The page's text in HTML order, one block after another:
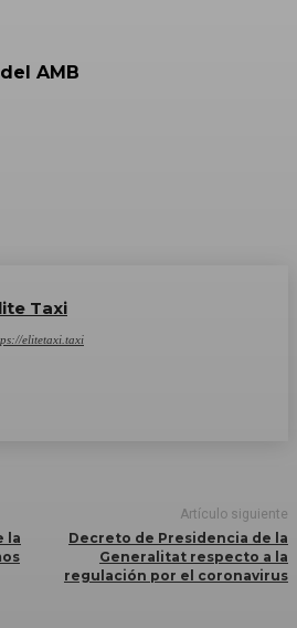
AMB
Taxi
elitetaxi.taxi
la
Artículo siguiente
Decreto de Presidencia de la
Generalitat respecto a la
regulación por el coronavirus